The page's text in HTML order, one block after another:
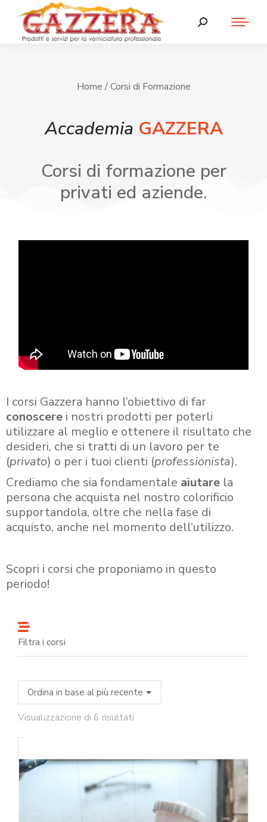
Home / Corsi di Formazione
Accademia GAZZERA
Corsi di formazione per
privati ed aziende.
I corsi Gazzera hanno l’obiettivo di far
conoscere i nostri prodotti per poterli
utilizzare al meglio e ottenere il risultato che
desideri, che si tratti di un lavoro per te
(privato) o per i tuoi clienti (professionista).
Crediamo che sia fondamentale aiutare la
persona che acquista nel nostro colorificio
supportandola, oltre che nella fase di
acquisto, anche nel momento dell’utilizzo.
Scopri i corsi che proponiamo in questo
periodo!
Filtra i corsi
Visualizzazione di 6 risultati